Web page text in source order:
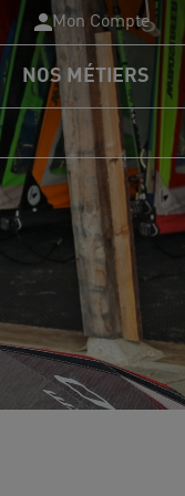
Mon Compte
NOS MÉTIERS